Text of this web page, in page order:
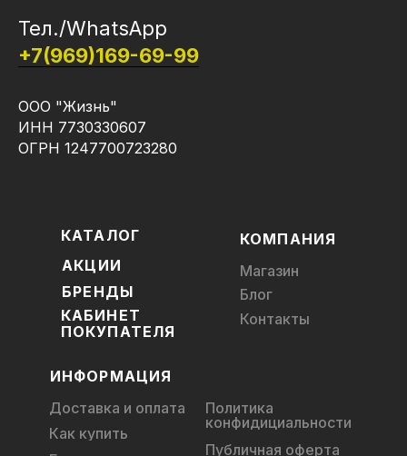
Тел./WhatsApp
+7(969)169-69-99
ООО "Жизнь"
ИНН 7730330607
ОГРН 1247700723280
КАТАЛОГ
КАБИНЕТ
ПОКУПАТЕЛЯ
БРЕНДЫ
АКЦИИ
Магазин
Блог
Контакты
КОМПАНИЯ
ИНФОРМАЦИЯ
Доставка и оплата
Как купить
Политика
конфидициальности
Публичная оферта